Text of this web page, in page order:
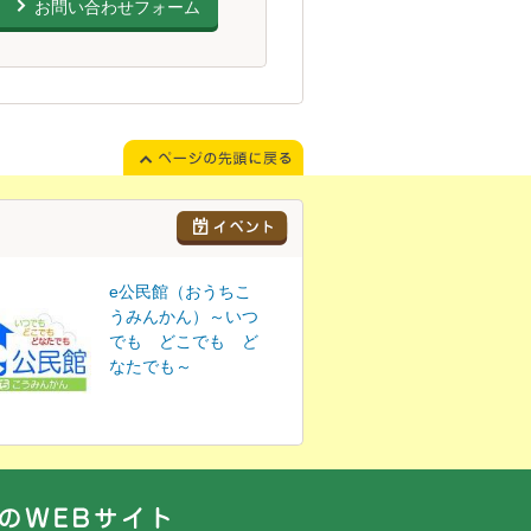
お問い合わせフォーム
e公民館（おうちこ
うみんかん）～いつ
でも どこでも ど
なたでも～